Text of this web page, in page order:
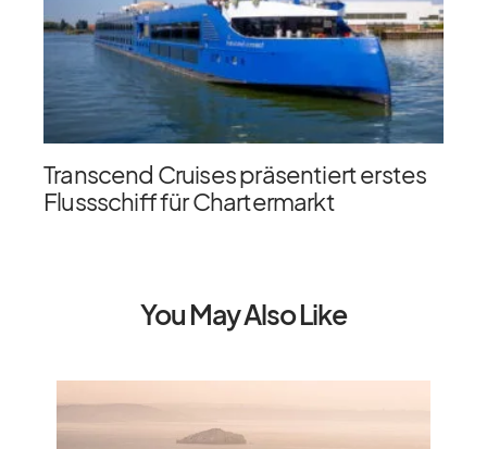
Transcend Cruises präsentiert erstes
Flussschiff für Chartermarkt
You May Also Like